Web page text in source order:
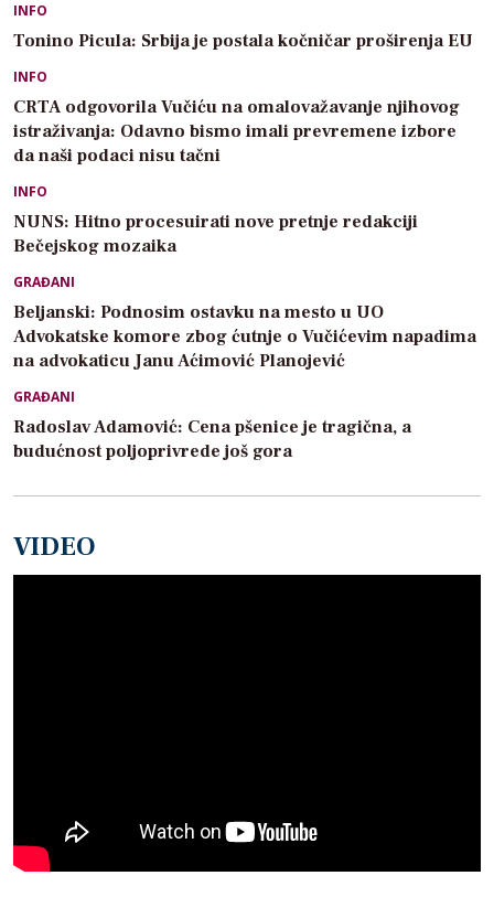
INFO
Tonino Picula: Srbija je postala kočničar proširenja EU
INFO
CRTA odgovorila Vučiću na omalovažavanje njihovog
istraživanja: Odavno bismo imali prevremene izbore
da naši podaci nisu tačni
INFO
NUNS: Hitno procesuirati nove pretnje redakciji
Bečejskog mozaika
GRAĐANI
Beljanski: Podnosim ostavku na mesto u UO
Advokatske komore zbog ćutnje o Vučićevim napadima
na advokaticu Janu Aćimović Planojević
GRAĐANI
Radoslav Adamović: Cena pšenice je tragična, a
budućnost poljoprivrede još gora
VIDEO